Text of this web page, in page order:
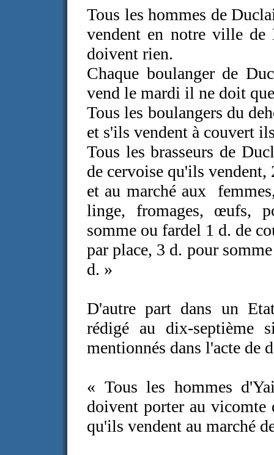
Tous les hommes de
vendent en notre ville de
doivent rien.
Chaque boulanger de
vend le mardi il ne doit
Tous les boulangers du
et s'ils vendent à couvert
Tous les brasseurs de
de cervoise qu'ils vendent,
et au marché aux
linge, fromages, œufs,
somme ou fardel 1 d. de
par place, 3 d. pour
d. »
D'autre part dans un
rédigé au dix-septième
mentionnés dans l'acte
« Tous les hommes
doivent porter au vicomte
qu'ils vendent au marché